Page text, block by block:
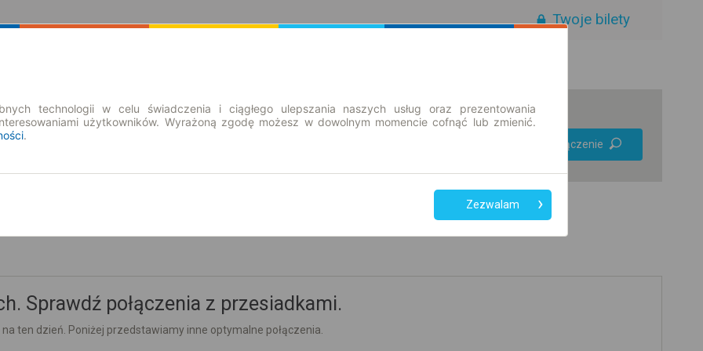
Twoje bilety
Znajdź połączenie
Sprawdź połączenia z przesiadkami.
ten dzień. Poniżej przedstawiamy inne optymalne połączenia.
technologii w celu świadczenia i ciągłego ulepszania naszych usług oraz prezentowania
użytkowników. Wyrażoną zgodę możesz w dowolnym momencie cofnąć lub zmienić.
.
Zezwalam